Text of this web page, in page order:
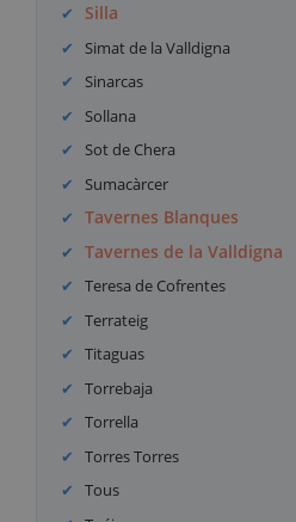
Silla
Simat de la Valldigna
Sinarcas
Sollana
Sot de Chera
Sumacàrcer
Tavernes Blanques
Tavernes de la Valldigna
Teresa de Cofrentes
Terrateig
Titaguas
Torrebaja
Torrella
Torres Torres
Tous